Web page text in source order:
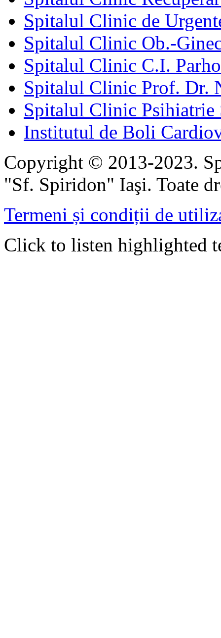
Spitalul Clinic de
Spitalul Clinic Ob.-
Spitalul Clinic C.I.
Spitalul Clinic Prof. Dr.
Spitalul Clinic Psihiatrie
Institutul de Boli
Copyright © 2013-2023.
"Sf. Spiridon" Iaşi. Toate
Termeni și condiții de
Click to listen highlighted